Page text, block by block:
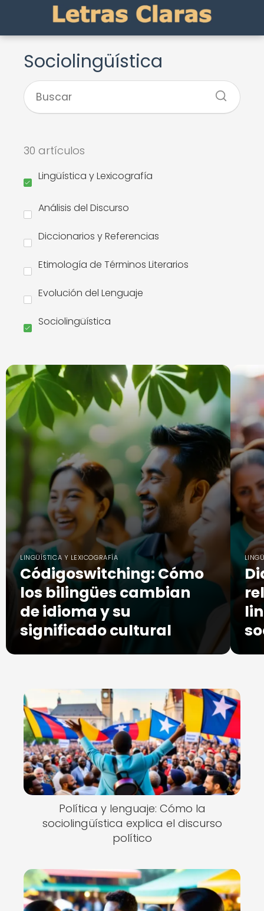
Sociolingüística
30 artículos
Lingüística y Lexicografía
Análisis del Discurso
Diccionarios y Referencias
Etimología de Términos Literarios
Evolución del Lenguaje
Sociolingüística
LINGÜÍSTICA Y LEXICOGRAFÍA
Códigoswitching: Cómo
los bilingües cambian
de idioma y su
significado cultural
Política y lenguaje: Cómo la
sociolingüística explica el discurso
político